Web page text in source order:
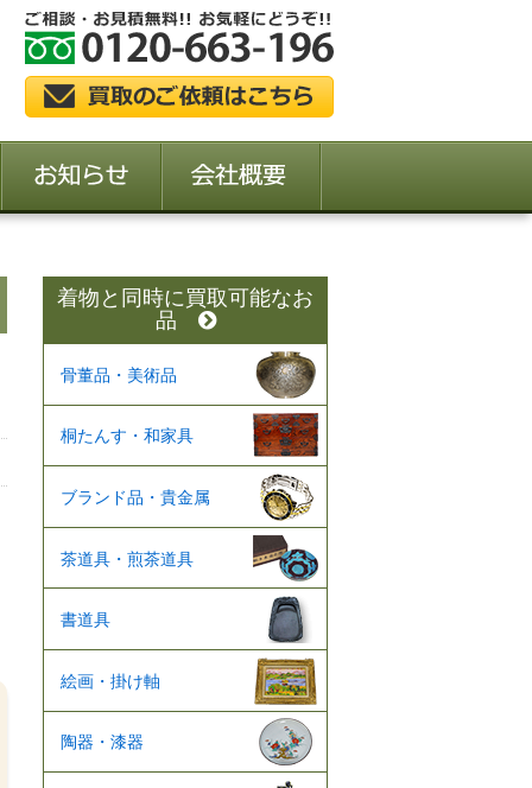
着物と同時に買取可能なお
品
骨董品・美術品
桐たんす・和家具
ブランド品・貴金属
茶道具・煎茶道具
書道具
絵画・掛け軸
陶器・漆器